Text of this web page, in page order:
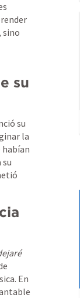
sino
su
su
la
habían
En